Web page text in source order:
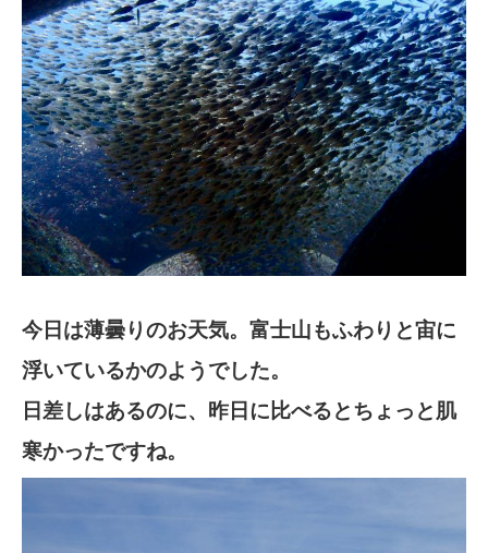
今日は薄曇りのお天気。富士山もふわりと宙に
浮いているかのようでした。
日差しはあるのに、昨日に比べるとちょっと肌
寒かったですね。